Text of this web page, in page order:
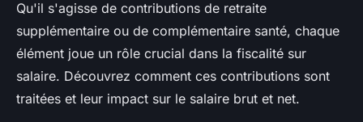
Louis•12 juin 2024•2 min de lecture
Qu'il s'agisse de contributions de retraite
supplémentaire ou de complémentaire santé, chaque
élément joue un rôle crucial dans la fiscalité sur
salaire. Découvrez comment ces contributions sont
traitées et leur impact sur le salaire brut et net.